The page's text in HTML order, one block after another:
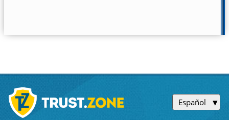
Español